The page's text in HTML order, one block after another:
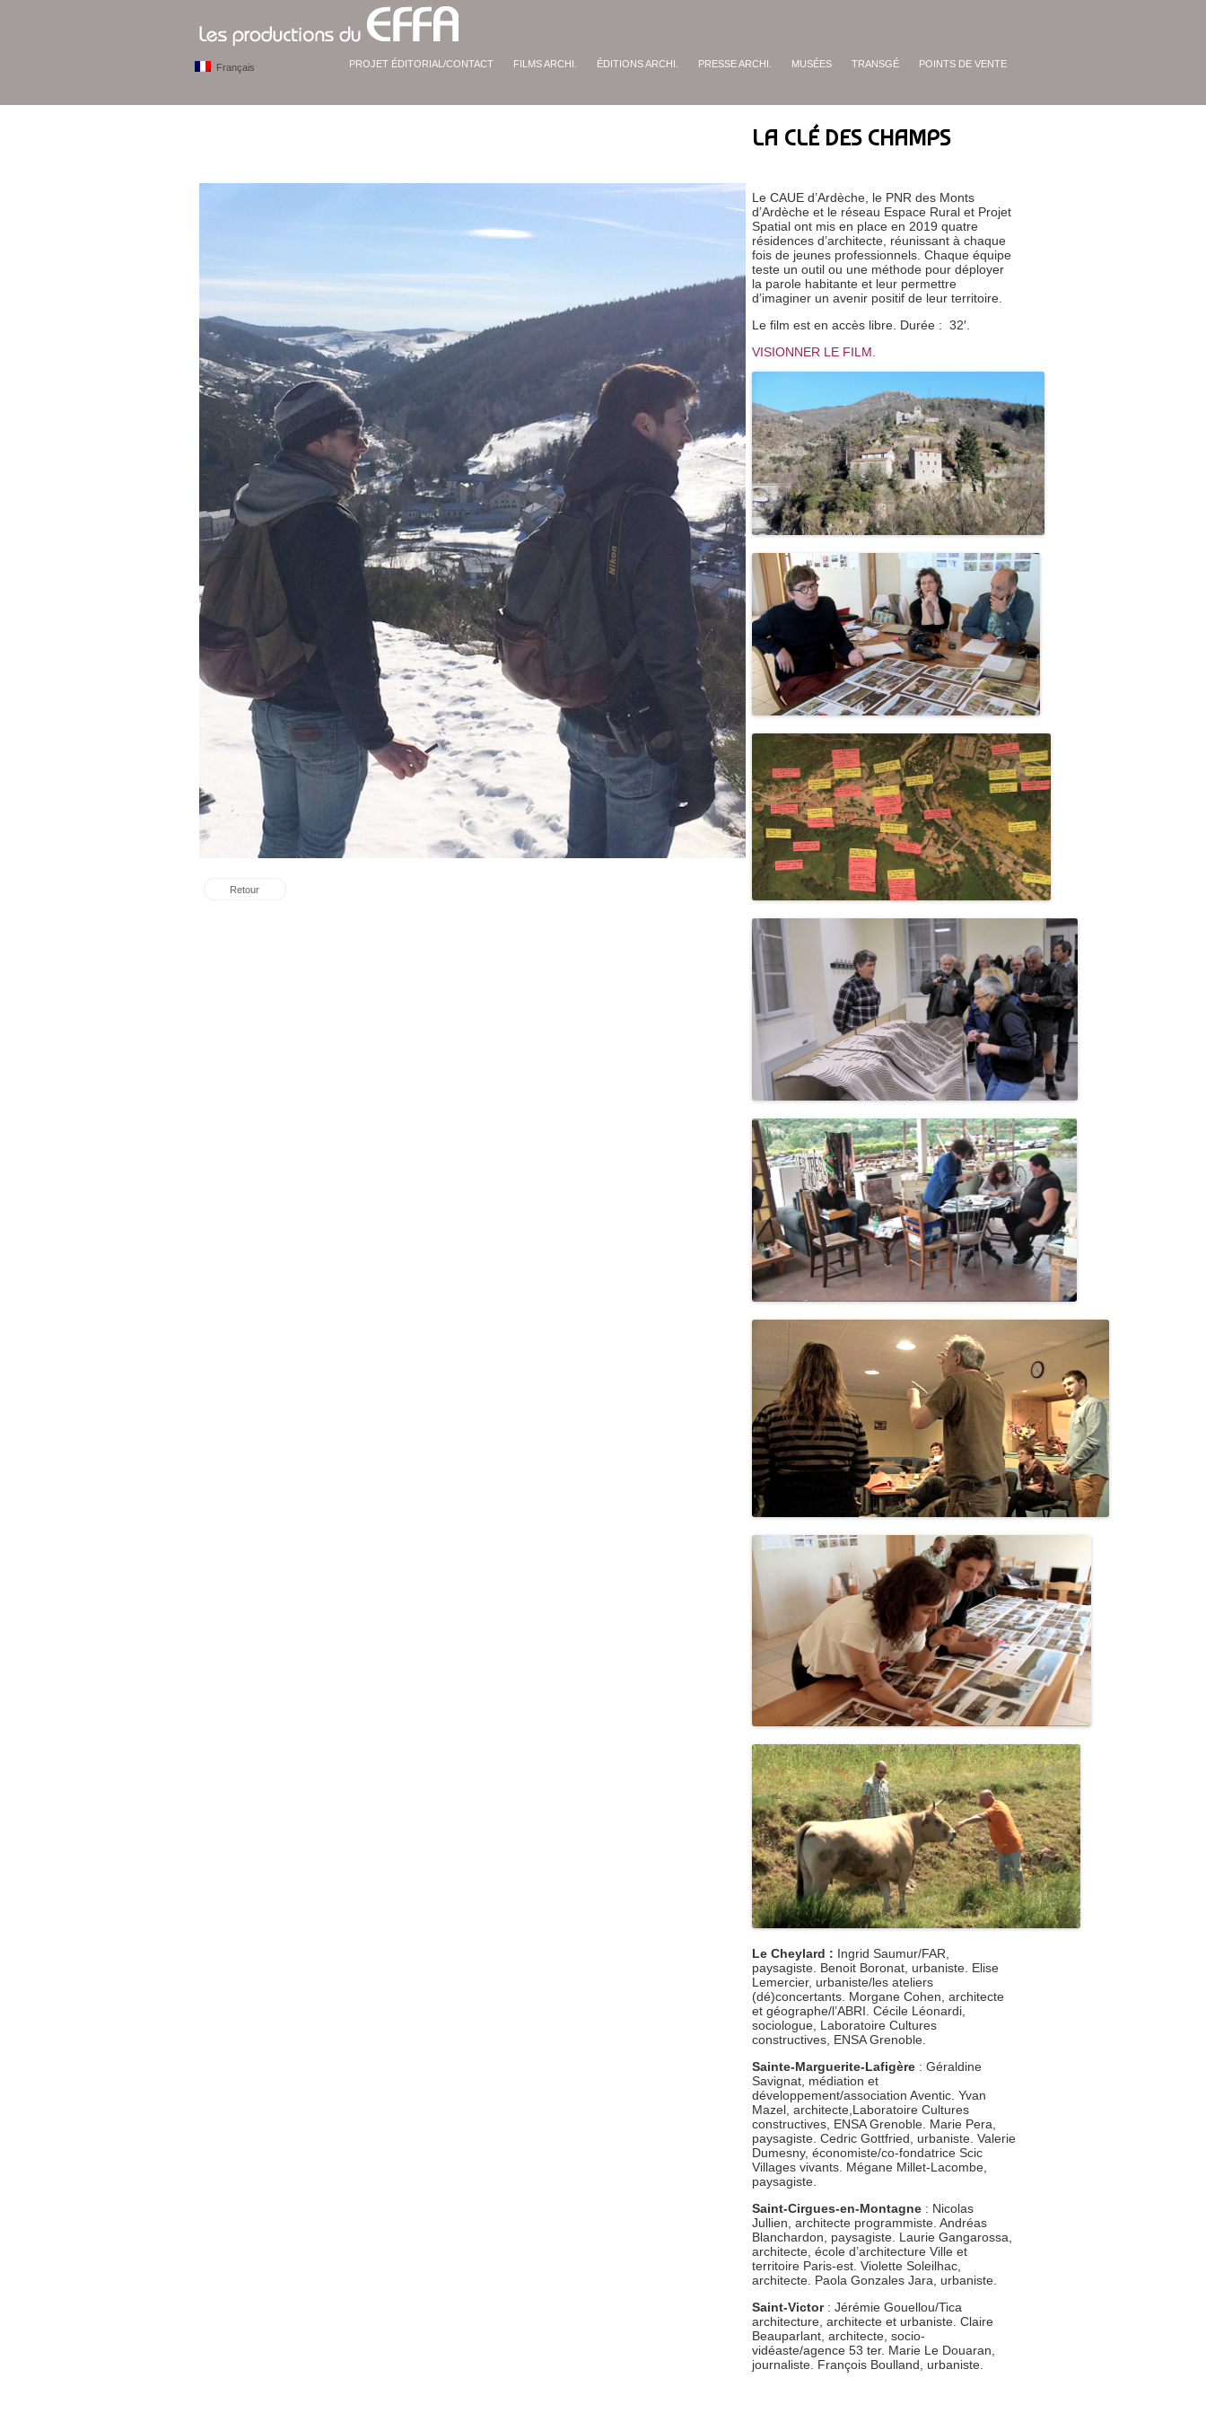
PROJET ÉDITORIAL/CONTACT FILMS ARCHI. ÉDITIONS ARCHI. PRESSE ARCHI. MUSÉES TRANSGÉ POINTS DE VENTE
Français
Retour
LA CLÉ DES CHAMPS
Le CAUE d’Ardèche, le PNR des Monts
d’Ardèche et le réseau Espace Rural et Projet
Spatial ont mis en place en 2019 quatre
résidences d’architecte, réunissant à chaque
fois de jeunes professionnels. Chaque équipe
teste un outil ou une méthode pour déployer
la parole habitante et leur permettre
d’imaginer un avenir positif de leur territoire.
Le film est en accès libre. Durée : 32′.
VISIONNER LE FILM.
Le Cheylard : Ingrid Saumur/FAR,
paysagiste. Benoit Boronat, urbaniste. Elise
Lemercier, urbaniste/les ateliers
(dé)concertants. Morgane Cohen, architecte
et géographe/l’ABRI. Cécile Léonardi,
sociologue, Laboratoire Cultures
constructives, ENSA Grenoble.
Sainte-Marguerite-Lafigère: Géraldine
Savignat, médiation et
développement/association Aventic. Yvan
Mazel, architecte,Laboratoire Cultures
constructives, ENSA Grenoble. Marie Pera,
paysagiste. Cedric Gottfried, urbaniste. Valerie
Dumesny, économiste/co-fondatrice Scic
Villages vivants. Mégane Millet-Lacombe,
paysagiste.
Saint-Cirgues-en-Montagne: Nicolas
Jullien, architecte programmiste. Andréas
Blanchardon, paysagiste. Laurie Gangarossa,
architecte, école d’architecture Ville et
territoire Paris-est. Violette Soleilhac,
architecte. Paola Gonzales Jara, urbaniste.
Saint-Victor: Jérémie Gouellou/Tica
architecture, architecte et urbaniste. Claire
Beauparlant, architecte, socio-
vidéaste/agence 53 ter. Marie Le Douaran,
journaliste. François Boulland, urbaniste.